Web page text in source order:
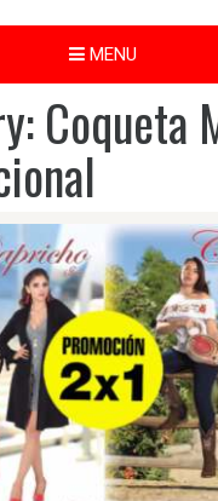
MENU
Coqueta